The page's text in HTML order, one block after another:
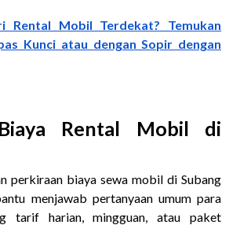
Rental Mobil Terdekat? Temukan
Kunci atau dengan Sopir dengan
Rental Mobil di
perkiraan biaya sewa mobil di Subang
menjawab pertanyaan umum para
tarif harian, mingguan, atau paket